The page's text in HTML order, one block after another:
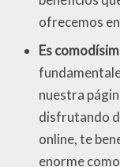
ofrecemos
Es
nuestra
disfrutando
online, te
enorme